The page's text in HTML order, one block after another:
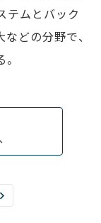
テムとバック
どの分野で、